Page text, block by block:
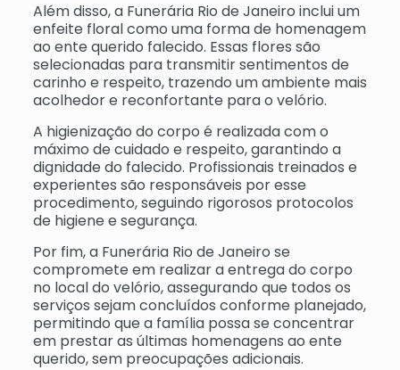
Além disso, a Funerária Rio de Janeiro inclui um
enfeite floral como uma forma de homenagem
ao ente querido falecido. Essas flores são
selecionadas para transmitir sentimentos de
carinho e respeito, trazendo um ambiente mais
acolhedor e reconfortante para o velório.
A higienização do corpo é realizada com o
máximo de cuidado e respeito, garantindo a
dignidade do falecido. Profissionais treinados e
experientes são responsáveis por esse
procedimento, seguindo rigorosos protocolos
de higiene e segurança.
Por fim, a Funerária Rio de Janeiro se
compromete em realizar a entrega do corpo
no local do velório, assegurando que todos os
serviços sejam concluídos conforme planejado,
permitindo que a família possa se concentrar
em prestar as últimas homenagens ao ente
querido, sem preocupações adicionais.